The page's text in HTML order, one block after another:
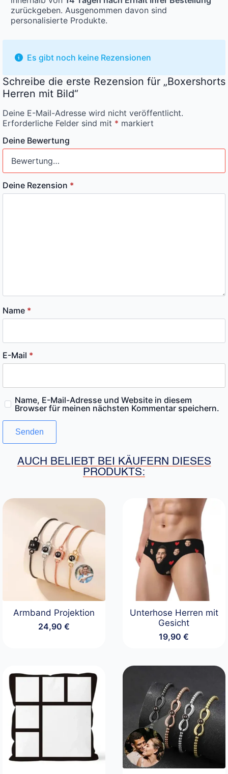
zurückgeben. Ausgenommen davon sind
personalisierte Produkte.
Es gibt noch keine Rezensionen
Schreibe die erste Rezension für „Boxershorts
Herren mit Bild“
Deine E-Mail-Adresse wird nicht veröffentlicht.
Erforderliche Felder sind mit * markiert
Deine Bewertung
Deine Rezension *
Name *
E-Mail *
Name, E-Mail-Adresse und Website in diesem
Browser für meinen nächsten Kommentar speichern.
AUCH BELIEBT BEI KÄUFERN DIESES
PRODUKTS:
Armband Projektion
24,90€
Unterhose Herren mit
Gesicht
19,90€